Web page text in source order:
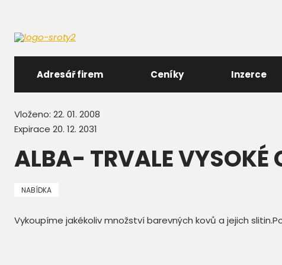
Adresář firem Ceníky Inzerce
Vloženo: 22. 01. 2008
Expirace 20. 12. 2031
ALBA- TRVALE VYSOKÉ
NABÍDKA
Vykoupíme jakékoliv množství barevných kovů a jejich